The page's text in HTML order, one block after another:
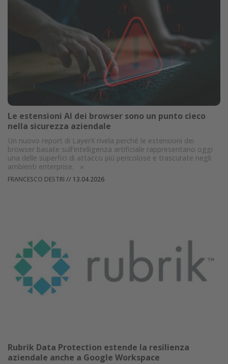
Le estensioni AI dei browser sono un punto cieco
nella sicurezza aziendale
Un nuovo report di LayerX rivela perché le estensioni dei
browser basate sull'intelligenza artificiale rappresentano oggi
una delle superfici di attacco più pericolose e trascurate negli
ambienti enterprise.
»
FRANCESCO DESTRI // 13.04.2026
Rubrik Data Protection estende la resilienza
aziendale anche a Google Workspace